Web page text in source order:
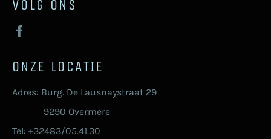
VOLG ONS
ONZE LOCATIE
Adres: Burg. De Lausnaystraat 29
9290 Overmere
Tel: +32483/05.41.30